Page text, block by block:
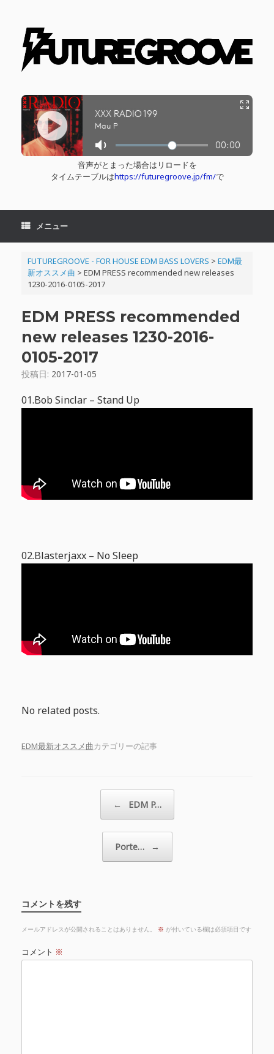
音声がとまった場合はリロードを
タイムテーブルはhttps://futuregroove.jp/fm/で
メニュー
FUTUREGROOVE - FOR HOUSE EDM BASS LOVERS > EDM最
新オススメ曲 > EDM PRESS recommended new releases
1230-2016-0105-2017
EDM PRESS recommended
new releases 1230-2016-
0105-2017
投稿日: 2017-01-05
01.Bob Sinclar – Stand Up
02.Blasterjaxx – No Sleep
No related posts.
EDM最新オススメ曲カテゴリーの記事
← EDM P…
Porte… →
コメントを残す
メールアドレスが公開されることはありません。 ※ が付いている欄は必須項目です
コメント ※